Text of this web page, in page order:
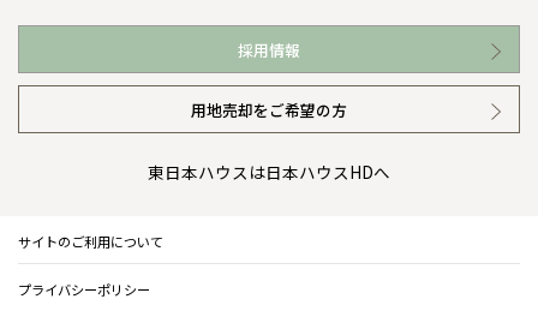
お近くの展示場
イベント情報
住まいのコラム
高い信頼性
安心の管理体制
会社情報 トップ
ニュースリリース
会社概要
採用情報
用地売却をご希望の方
東日本ハウスは日本ハウスHDへ
サイトのご利用について
プライバシーポリシー